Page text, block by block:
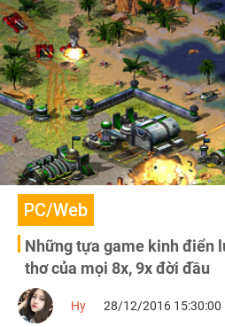
PC/Web
Những tựa game kinh điển
thơ của mọi 8x, 9x đời đầu
Hy 28/12/2016 15:30:00